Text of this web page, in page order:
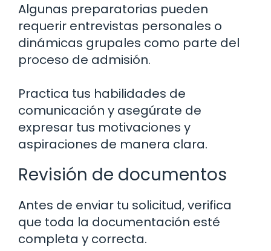
Algunas preparatorias pueden
requerir entrevistas personales o
dinámicas grupales como parte del
proceso de admisión.
Practica tus habilidades de
comunicación y asegúrate de
expresar tus motivaciones y
aspiraciones de manera clara.
Revisión de documentos
Antes de enviar tu solicitud, verifica
que toda la documentación esté
completa y correcta.